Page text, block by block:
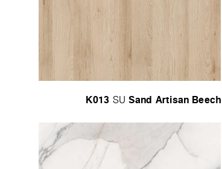
K013 SU Sand Artisan Beech